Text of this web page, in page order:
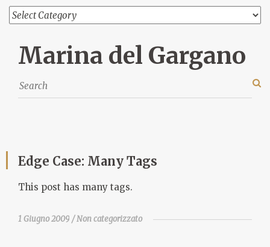
Marina del Gargano
Edge Case: Many Tags
This post has many tags.
1 Giugno 2009 Non categorizzato